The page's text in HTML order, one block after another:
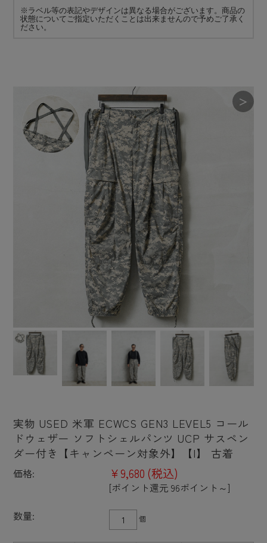
※ラベル等の表記やデザインは異なる場合がございます。商品の
状態についてご指定いただくことは出来ませんので予めご了承く
ださい。
＞
実物 USED 米軍 ECWCS GEN3 LEVEL5 コール
ドウェザー ソフトシェルパンツ UCP サスペン
ダー付き【キャンペーン対象外】【I】 古着
価格: ¥9,680 (税込)
[ポイント還元 96ポイント～]
数量:
個